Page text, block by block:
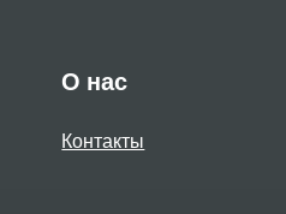
О нас
Контакты